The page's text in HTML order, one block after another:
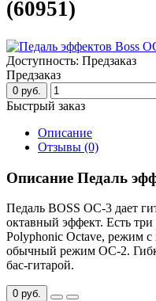
(60951)
Доступность: Предзаказ
Предзаказ
0 руб.
Быстрый заказ
Описание
Отзывы (0)
Описание Педаль
Педаль BOSS OC-3 дает
октавный эффект. Есть
Polyphonic Octave, режим с
обычный режим OC-2.
бас-гитарой.
0 руб.